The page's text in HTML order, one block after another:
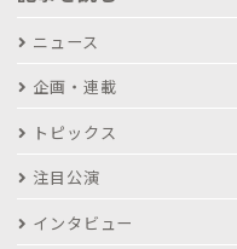
ニュース
企画・連載
トピックス
注目公演
インタビュー